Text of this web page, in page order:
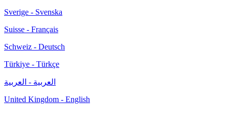
Sverige - Svenska
Suisse - Français
Schweiz - Deutsch
Türkiye - Türkçe
العربية - العربية
United Kingdom - English